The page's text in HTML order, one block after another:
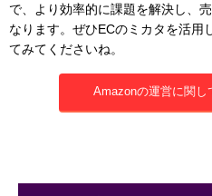
で、より効率的に課題を解決し、
なります。ぜひECのミカタを活用
てみてくださいね。
Amazonの運営に関し